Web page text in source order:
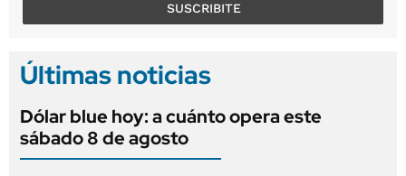
SUSCRIBITE
Últimas noticias
Dólar blue hoy: a cuánto opera este
sábado 8 de agosto